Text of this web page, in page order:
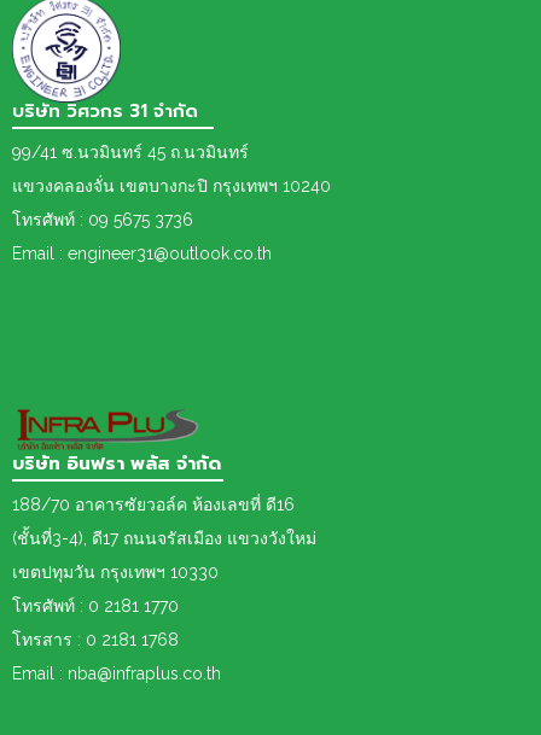
บริษัท วิศวกร 31 จำกัด
99/41 ซ.นวมินทร์ 45 ถ.นวมินทร์
แขวงคลองจั่น เขตบางกะปิ กรุงเทพฯ 10240
โทรศัพท์ : 09 5675 3736
Email : engineer31@outlook.co.th
บริษัท อินฟรา พลัส จำกัด
188/70 อาคารซัยวอล์ค ห้องเลขที่ ดี16
(ชั้นที่3-4), ดี17 ถนนจรัสเมือง แขวงวังใหม่
เขตปทุมวัน กรุงเทพฯ 10330
โทรศัพท์ : 0 2181 1770
โทรสาร : 0 2181 1768
Email : nba@infraplus.co.th